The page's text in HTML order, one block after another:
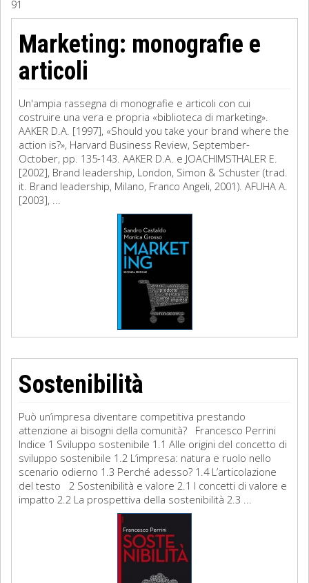
Filosofia
Matematica
Diritto
91
Marketing: monografie e
articoli
Un'ampia rassegna di monografie e articoli con cui
costruire una vera e propria «biblioteca di marketing».
AAKER D.A. [1997], «Should you take your brand where the
action is?», Harvard Business Review, September-
October, pp. 135-143. AAKER D.A. e JOACHIMSTHALER E.
[2002], Brand leadership, London, Simon & Schuster (trad.
it. Brand leadership, Milano, Franco Angeli, 2001). AFUHA A.
[2003], ...
Sostenibilità
Può un’impresa diventare competitiva prestando
attenzione ai bisogni della comunità? Francesco Perrini
Indice 1 Sviluppo sostenibile 1.1 Alle origini del concetto di
sviluppo sostenibile 1.2 L’impresa: natura e ruolo nello
scenario odierno 1.3 Perché adesso? 1.4 L’articolazione
del testo 2 Sostenibilità e valore 2.1 I concetti di valore e
impatto 2.2 La prospettiva della sostenibilità 2.3 ...